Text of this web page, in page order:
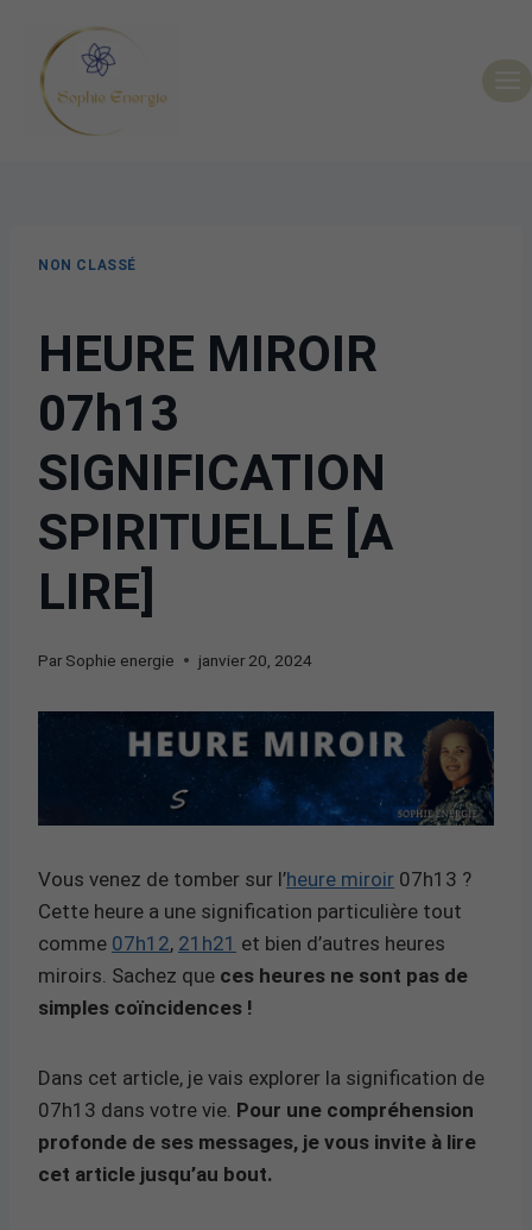
NON CLASSÉ
HEURE MIROIR
07h13
SIGNIFICATION
SPIRITUELLE [A
LIRE]
Par Sophie energie janvier 20, 2024
Vous venez de tomber sur l’heure miroir 07h13 ?
Cette heure a une signification particulière tout
comme 07h12, 21h21 et bien d’autres heures
miroirs. Sachez que ces heures ne sont pas de
simples coïncidences !
Dans cet article, je vais explorer la signification de
07h13 dans votre vie. Pour une compréhension
profonde de ses messages, je vous invite à lire
cet article jusqu’au bout.